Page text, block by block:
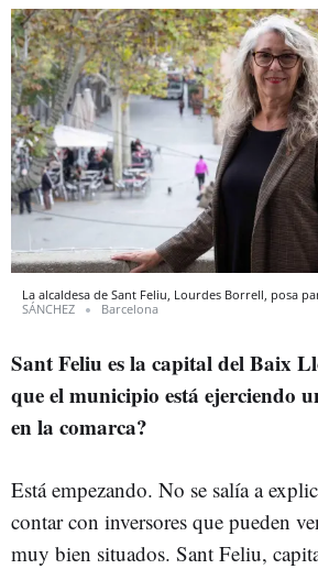
La alcaldesa de Sant Feliu, Lourdes Borrell, posa
SÁNCHEZ
Barcelona
Sant Feliu es la capital del Baix
que el municipio está ejerciendo
en la comarca?
Está empezando. No se salía a
contar con inversores que pueden
muy bien situados. Sant Feliu,